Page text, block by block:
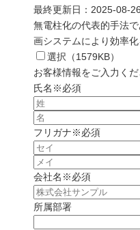
最終更新日： 2025-08-
無電柱化の代表的手法
画システムにより効率
選択（1579KB）
お客様情報をご入力くだ
氏名 ※必須
フリガナ※必須
会社名 ※必須
所属部署